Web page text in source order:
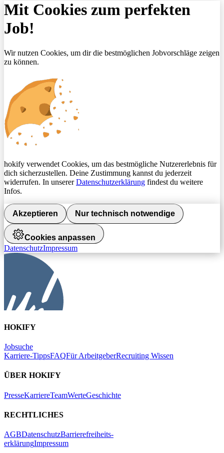
Mit Cookies zum perfekten
Job!
Wir nutzen Cookies, um dir die bestmöglichen Jobvorschläge zeigen
zu können.
hokify verwendet Cookies, um das bestmögliche Nutzererlebnis für
dich sicherzustellen. Deine Zustimmung kannst du jederzeit
widerrufen. In unsererDatenschutzerklärung findest du weitere
Infos.
Akzeptieren Nur technisch notwendige
Cookies anpassen
DatenschutzImpressum
HOKIFY
Jobsuche
Karriere-TippsFAQFür ArbeitgeberRecruiting Wissen
ÜBER HOKIFY
PresseKarriereTeamWerteGeschichte
RECHTLICHES
AGBDatenschutzBarrierefreiheits-
erklärungImpressum